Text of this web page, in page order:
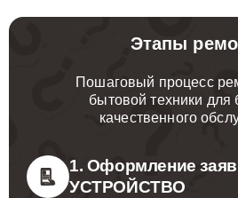
Этапы
Пошаговый процесс
бытовой техники для
качественного
1. Оформление
УСТРОЙСТВО